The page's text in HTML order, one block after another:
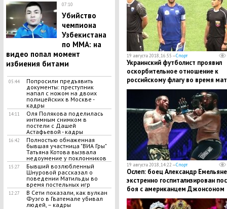
07:10
Убийство
чемпиона
Узбекистана
по MMA: на
видео попал момент
избиения битами
05:44
Попросили предъявить
документы: преступник
напал с ножом на двоих
полицейских в Москве -
кадры
14:11
Оля Полякова поделилась
интимным снимком в
постели с Дашей
Астафьевой - кадры
16:42
Полностью обнаженная
бывшая участница "ВИА Гры"
Татьяна Котова вызвала
недоумение у поклонников
15:27
Бывший возлюбленный
Шнуровой рассказал о
поведении Матильды во
время постельных игр
12:27
В Сети показали, как вулкан
Фуэго в Гватемале убивал
людей, – кадры
19 августа 2018, 16:55 —Спорт
Украинский футболист проявил
оскорбительное отношение к
российскому флагу во время
ФНЛ
19 августа 2018, 14:22 —Спорт
Ослеп: боец Александр
экстренно госпитализирован
боя с американцем Джонсоном